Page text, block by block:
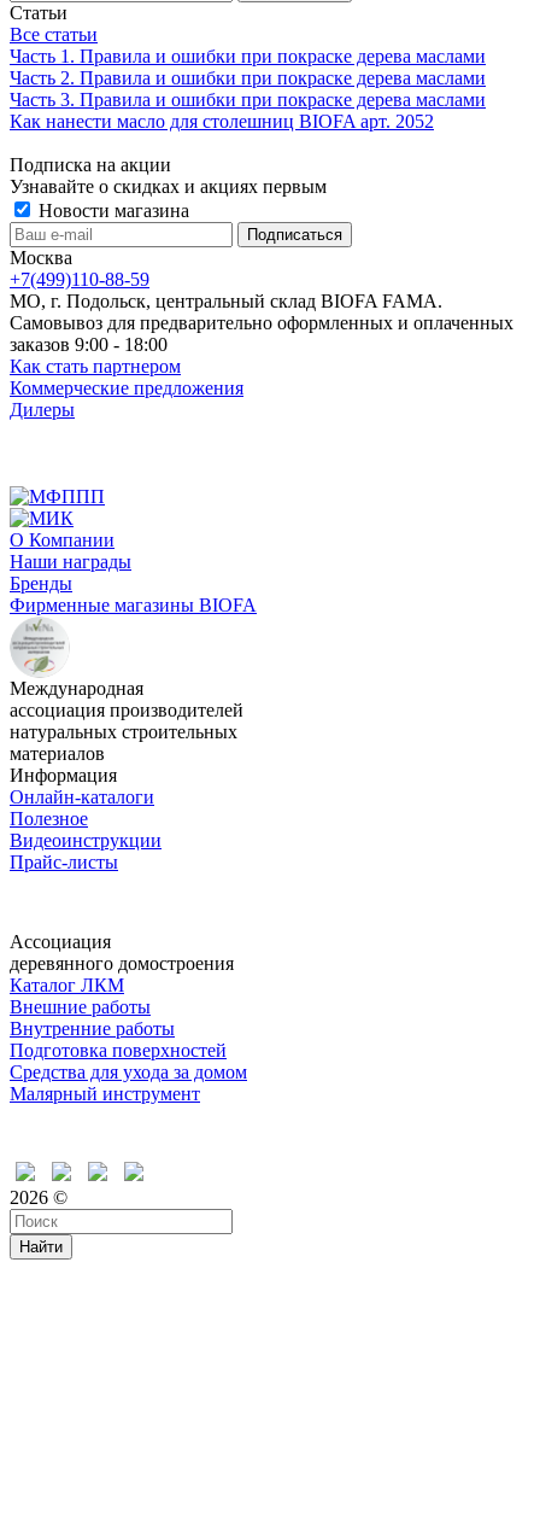
Статьи
Все статьи
Часть 1. Правила и ошибки при покраске дерева маслами
Часть 2. Правила и ошибки при покраске дерева маслами
Часть 3. Правила и ошибки при покраске дерева маслами
Как нанести масло для столешниц BIOFA арт. 2052
Подписка на акции
Узнавайте о скидках и акциях первым
Новости магазина
Москва
+7(499)110-88-59
МО, г. Подольск, центральный склад BIOFA FAMA.
Самовывоз для предварительно оформленных и оплаченных
заказов 9:00 - 18:00
Как стать партнером
Коммерческие предложения
Дилеры
О Компании
Наши награды
Бренды
Фирменные магазины BIOFA
Международная
ассоциация производителей
натуральных строительных
материалов
Информация
Онлайн-каталоги
Полезное
Видеоинструкции
Прайс-листы
Ассоциация
деревянного домостроения
Каталог ЛКМ
Внешние работы
Внутренние работы
Подготовка поверхностей
Средства для ухода за домом
Малярный инструмент
2026 ©
Найти